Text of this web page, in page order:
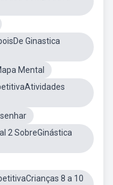
Ginastica
Mental
2 SobreGinástica
8 a 10